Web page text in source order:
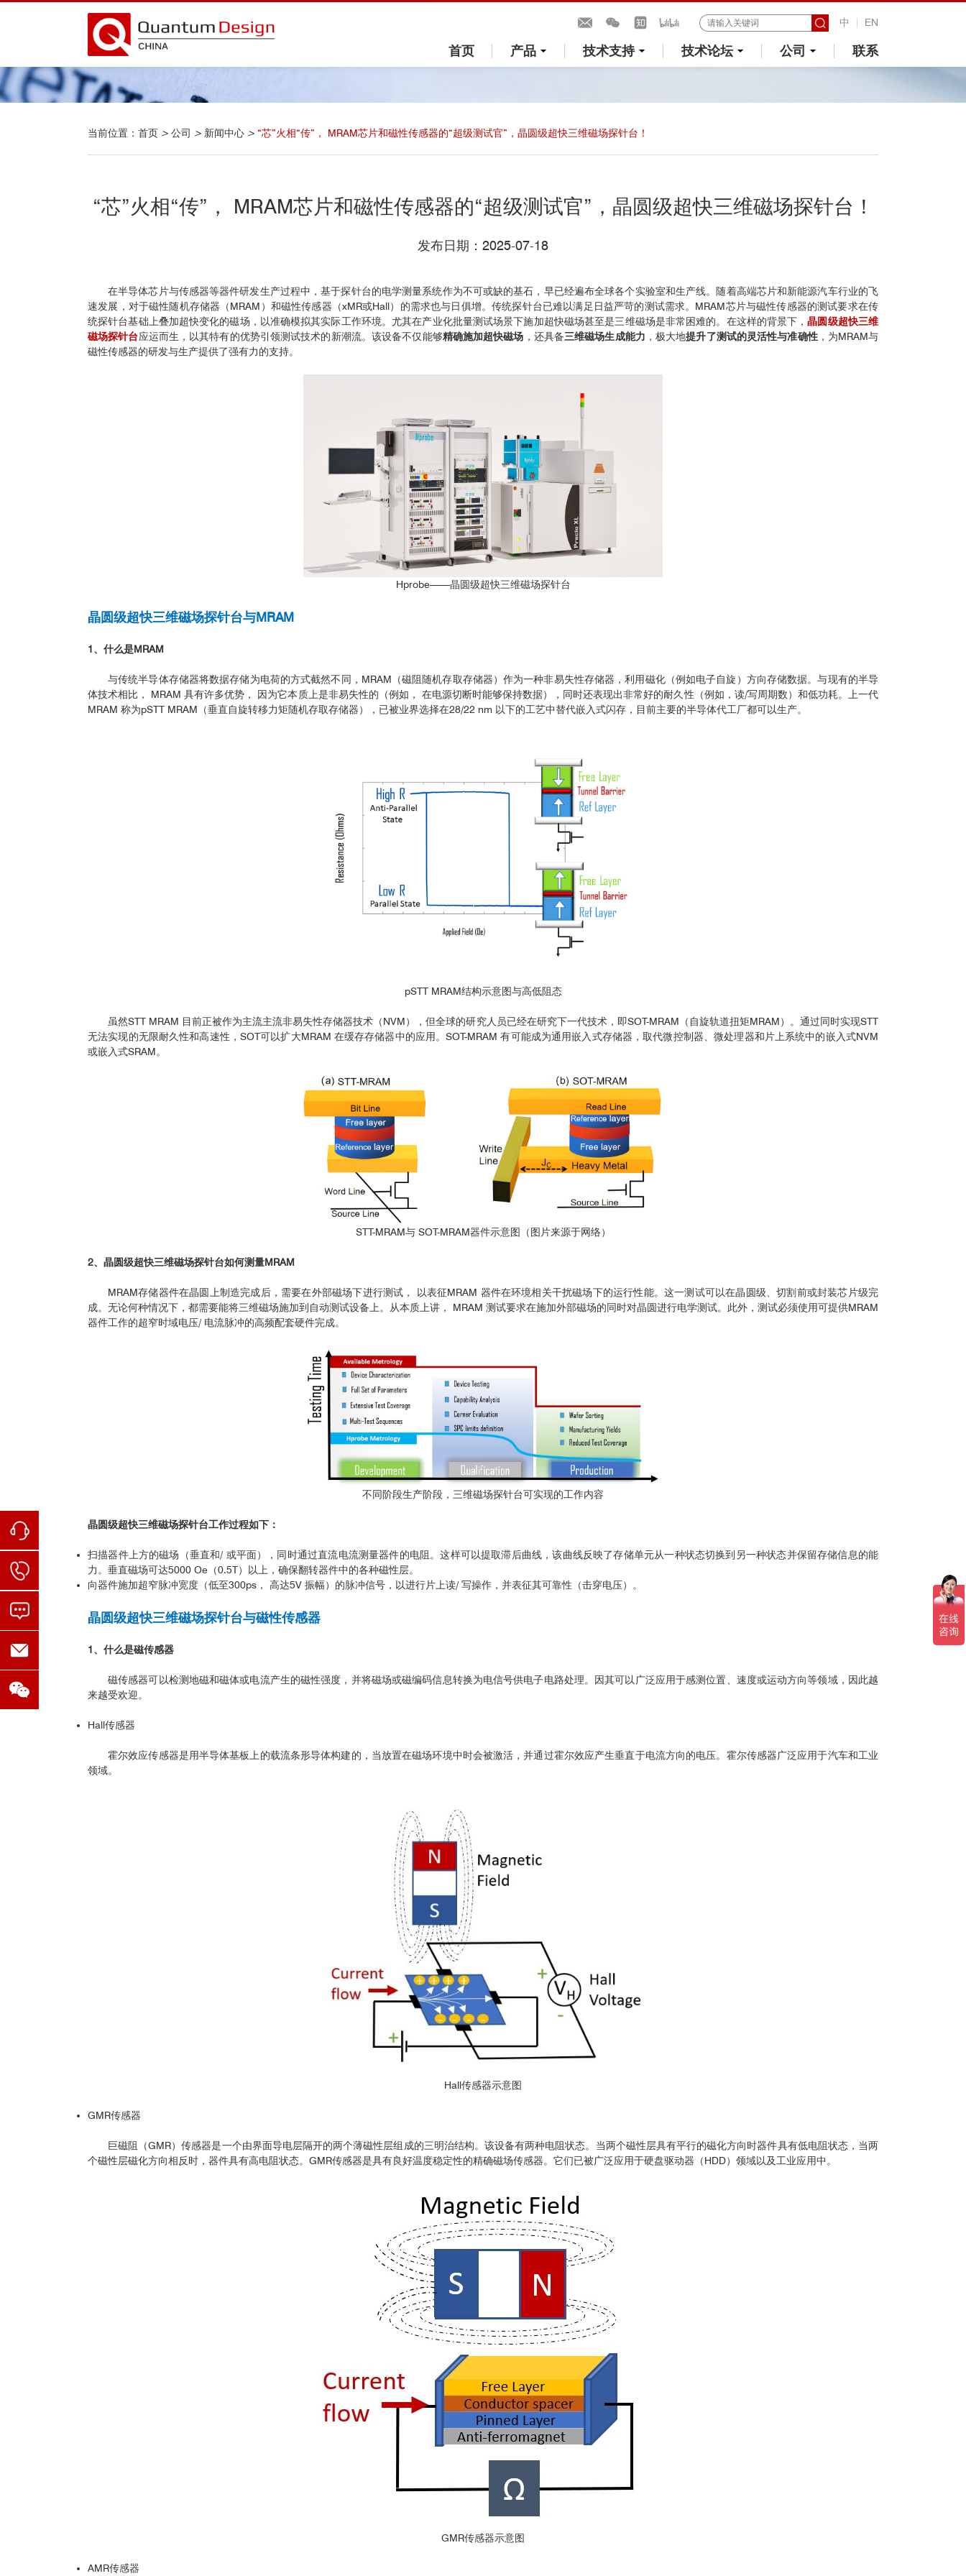
中 EN
首页 产品 技术支持 技术论坛 公司 联系
当前位置： 首页 > 公司 > 新闻中心 > “芯”火相“传”， MRAM芯片和磁性传感器的“超级测试官”，晶圆级超快三维磁场探针台！
“芯”火相“传”， MRAM芯片和磁性传感器的“超级测试官”，晶圆级超快三维磁场探针台！
发布日期：2025-07-18
在半导体芯片与传感器等器件研发生产过程中，基于探针台的电学测量系统作为不可或缺的基石，早已经遍布全球各个实验室和生产线。随着高端芯片和新能源汽车行业的飞
速发展，对于磁性随机存储器（MRAM）和磁性传感器（xMR或Hall）的需求也与日俱增。传统探针台已难以满足日益严苛的测试需求。MRAM芯片与磁性传感器的测试要求在传
统探针台基础上叠加超快变化的磁场，以准确模拟其实际工作环境。尤其在产业化批量测试场景下施加超快磁场甚至是三维磁场是非常困难的。在这样的背景下，晶圆级超快三维
磁场探针台应运而生，以其特有的优势引领测试技术的新潮流。该设备不仅能够精确施加超快磁场 ，还具备三维磁场生成能力 ，极大地提升了测试的灵活性与准确性，为MRAM与
磁性传感器的研发与生产提供了强有力的支持。
Hprobe——晶圆级超快三维磁场探针台
晶圆级超快三维磁场探针台与MRAM
1、什么是MRAM
与传统半导体存储器将数据存储为电荷的方式截然不同，MRAM（磁阻随机存取存储器）作为一种非易失性存储器，利用磁化（例如电子自旋）方向存储数据。与现有的半导
体技术相比， MRAM 具有许多优势， 因为它本质上是非易失性的（例如， 在电源切断时能够保持数据），同时还表现出非常好的耐久性（例如，读/写周期数）和低功耗。上一代
MRAM 称为pSTT MRAM（垂直自旋转移力矩随机存取存储器），已被业界选择在28/22 nm 以下的工艺中替代嵌入式闪存，目前主要的半导体代工厂都可以生产。
pSTT MRAM结构示意图与高低阻态
虽然STT MRAM 目前正被作为主流主流非易失性存储器技术（NVM），但全球的研究人员已经在研究下一代技术，即SOT-MRAM（自旋轨道扭矩MRAM）。通过同时实现STT
无法实现的无限耐久性和高速性，SOT可以扩大MRAM 在缓存存储器中的应用。SOT-MRAM 有可能成为通用嵌入式存储器，取代微控制器、微处理器和片上系统中的嵌入式NVM
或嵌入式SRAM。
STT-MRAM与 SOT-MRAM器件示意图（图片来源于网络）
2、晶圆级超快三维磁场探针台如何测量MRAM
MRAM存储器件在晶圆上制造完成后，需要在外部磁场下进行测试， 以表征MRAM 器件在环境相关干扰磁场下的运行性能。这一测试可以在晶圆级、切割前或封装芯片级完
成。无论何种情况下，都需要能将三维磁场施加到自动测试设备上。从本质上讲， MRAM 测试要求在施加外部磁场的同时对晶圆进行电学测试。此外，测试必须使用可提供MRAM
器件工作的超窄时域电压/ 电流脉冲的高频配套硬件完成。
不同阶段生产阶段，三维磁场探针台可实现的工作内容
晶圆级超快三维磁场探针台工作过程如下：
扫描器件上方的磁场（垂直和/ 或平面），同时通过直流电流测量器件的电阻。这样可以提取滞后曲线，该曲线反映了存储单元从一种状态切换到另一种状态并保留存储信息的能
力。垂直磁场可达5000 Oe（0.5T）以上，确保翻转器件中的各种磁性层。
向器件施加超窄脉冲宽度（低至300ps， 高达5V 振幅）的脉冲信号，以进行片上读/ 写操作，并表征其可靠性（击穿电压）。
晶圆级超快三维磁场探针台与磁性传感器
1、什么是磁传感器
磁传感器可以检测地磁和磁体或电流产生的磁性强度，并将磁场或磁编码信息转换为电信号供电子电路处理。因其可以广泛应用于感测位置、速度或运动方向等领域，因此越
来越受欢迎。
Hall传感器
霍尔效应传感器是用半导体基板上的载流条形导体构建的，当放置在磁场环境中时会被激活，并通过霍尔效应产生垂直于电流方向的电压。霍尔传感器广泛应用于汽车和工业
领域。
Hall传感器示意图
GMR传感器
巨磁阻（GMR）传感器是一个由界面导电层隔开的两个薄磁性层组成的三明治结构。该设备有两种电阻状态。当两个磁性层具有平行的磁化方向时器件具有低电阻状态，当两
个磁性层磁化方向相反时，器件具有高电阻状态。GMR传感器是具有良好温度稳定性的精确磁场传感器。它们已被广泛应用于硬盘驱动器（HDD）领域以及工业应用中。
GMR传感器示意图
AMR传感器